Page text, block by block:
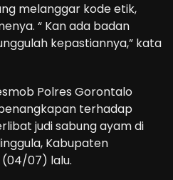
melanggar kode etik,
“ Kan ada badan
kepastiannya,” kata
Polres Gorontalo
terhadap
judi sabung ayam di
Kabupaten
(04/07) lalu.